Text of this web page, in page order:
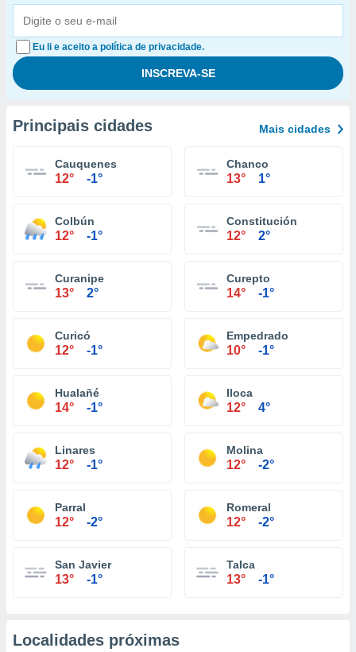
Eu li e aceito a política de privacidade.
Principais cidades Mais cidades
Cauquenes
12° -1°
Chanco
13° 1°
Colbún
12° -1°
Constitución
12° 2°
Curanipe
13° 2°
Curepto
14° -1°
Curicó
12° -1°
Empedrado
10° -1°
Hualañé
14° -1°
Iloca
12° 4°
Linares
12° -1°
Molina
12° -2°
Parral
12° -2°
Romeral
12° -2°
San Javier
13° -1°
Talca
13° -1°
Localidades próximas